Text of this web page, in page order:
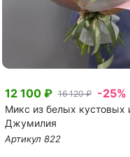
12 100 ₽ 16 120 ₽ -25%
Микс из белых кустовых
Джумилия
Артикул 822